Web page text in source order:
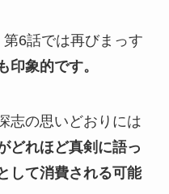
6話では再びまっす
印象的です。
志の思いどおりには
どれほど真剣に語っ
して消費される可能